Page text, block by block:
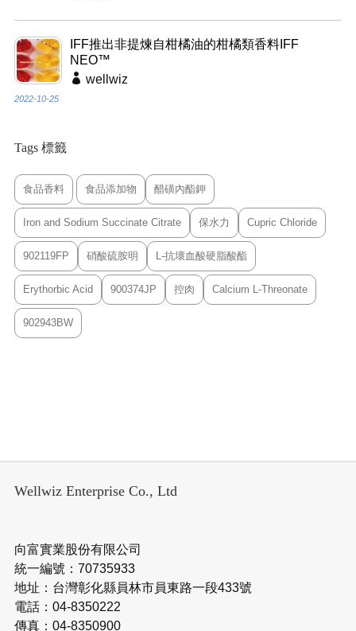
IFF推出非提煉自柑橘油的柑橘類香料IFF
NEO™
wellwiz
2022-10-25
Tags 標籤
食品香料 食品添加物 醋磺內酯鉀
Iron and Sodium Succinate Citrate 保水力 Cupric Chloride
902119FP 硝酸硫胺明 L-抗壞血酸硬脂酸酯
Erythorbic Acid 900374JP 控肉 Calcium L-Threonate
902943BW
Wellwiz Enterprise Co., Ltd
向富實業股份有限公司
統一編號：70735933
地址：台灣彰化縣員林市員東路一段433號
電話：04-8350222
傳真：04-8350900